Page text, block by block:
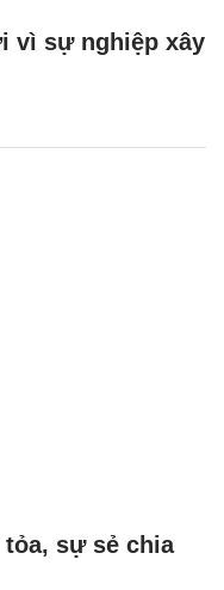
vì sự nghiệp xây
sự sẻ chia